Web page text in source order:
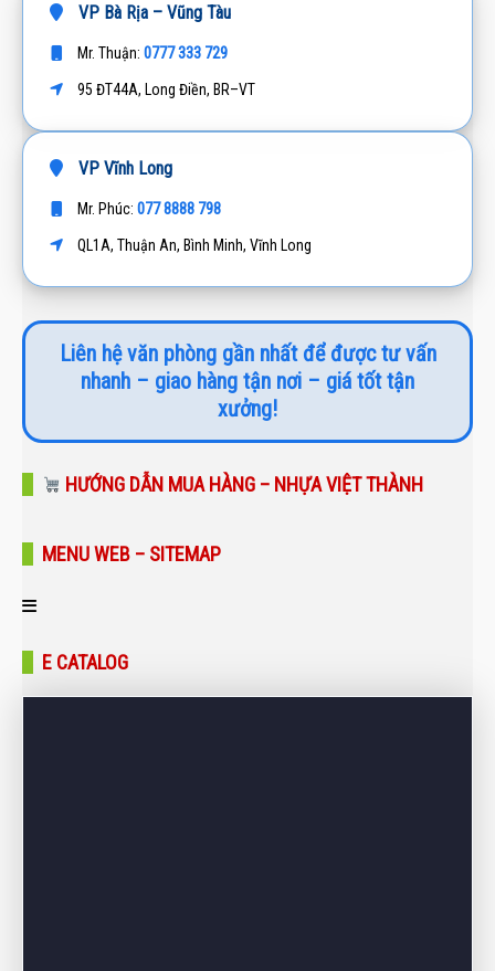
VP Bà Rịa – Vũng Tàu
Mr. Thuận: 0777 333 729
95 ĐT44A, Long Điền, BR–VT
VP Vĩnh Long
Mr. Phúc: 077 8888 798
QL1A, Thuận An, Bình Minh, Vĩnh Long
Liên hệ văn phòng gần nhất để được tư vấn
nhanh – giao hàng tận nơi – giá tốt tận
xưởng!
HƯỚNG DẪN MUA HÀNG – NHỰA VIỆT THÀNH
MENU WEB – SITEMAP
Trang chủ
E CATALOG